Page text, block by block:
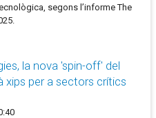
segons l’informe The
la nova 'spin-off' del
xips per a sectors crítics